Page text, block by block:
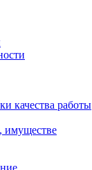
качества работы
имуществе